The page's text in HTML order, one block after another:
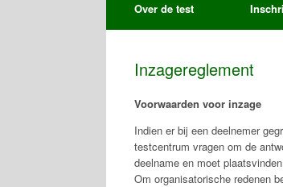
Over de test
Inzagereglement
Voorwaarden voor inzage
Indien er bij een deelnemer
testcentrum vragen om de
deelname en moet
Om organisatorische redenen